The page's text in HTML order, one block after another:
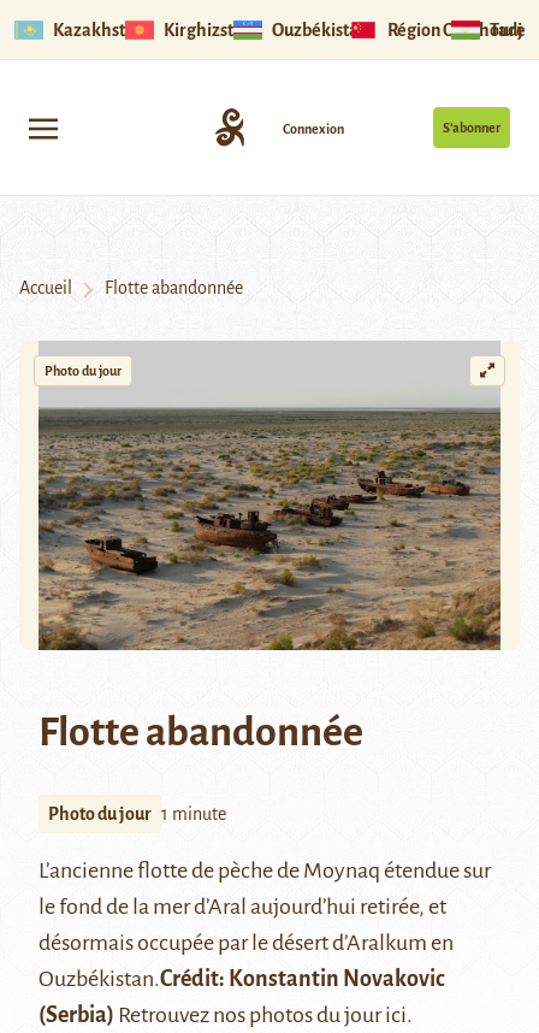
Kazakhstan Kirghizstan Ouzbékistan Région Ouïghoure
S’abonner
Connexion
Accueil Flotte abandonnée
Photo du jour
Flotte abandonnée
Photo du jour 1 minute
L’ancienne flotte de pèche de Moynaq étendue sur
le fond de la mer d’Aral aujourd’hui retirée, et
désormais occupée par le désert d’Aralkum en
Ouzbékistan.Crédit: Konstantin Novakovic
(Serbia) Retrouvez nos photos du jourici.